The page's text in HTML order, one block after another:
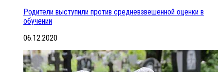
Родители выступили против средневзвешенной оценки в
обучении
06.12.2020